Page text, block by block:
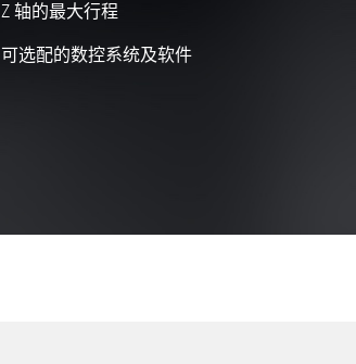
Z 轴的最大行程
可选配的数控系统及软件